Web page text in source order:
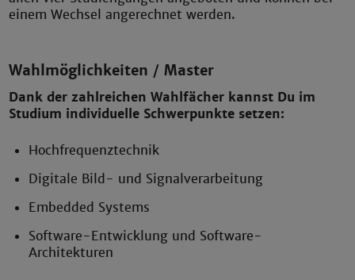
einem Wechsel angerechnet werden.
Wahlmöglichkeiten / Master
Dank der zahlreichen Wahlfächer kannst Du im
Studium individuelle Schwerpunkte setzen:
Hochfrequenztechnik
Digitale Bild- und Signalverarbeitung
Embedded Systems
Software-Entwicklung und Software-
Architekturen